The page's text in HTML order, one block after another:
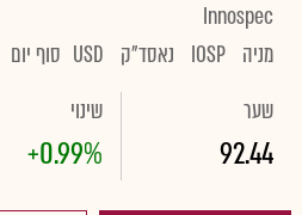
Innospec
מניה IOSP נאסד"ק USD סוף יום
שער
92.44
שינוי
+0.99%